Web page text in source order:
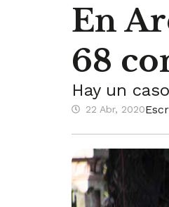
En
68
Hay un
22 Abr, 2020